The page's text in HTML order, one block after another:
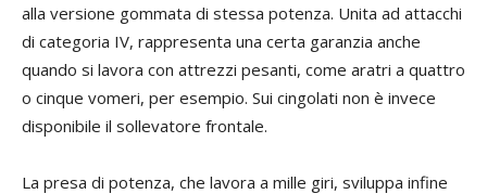
alla versione gommata di stessa potenza. Unita ad attacchi
di categoria IV, rappresenta una certa garanzia anche
quando si lavora con attrezzi pesanti, come aratri a quattro
o cinque vomeri, per esempio. Sui cingolati non è invece
disponibile il sollevatore frontale.
La presa di potenza, che lavora a mille giri, sviluppa infine